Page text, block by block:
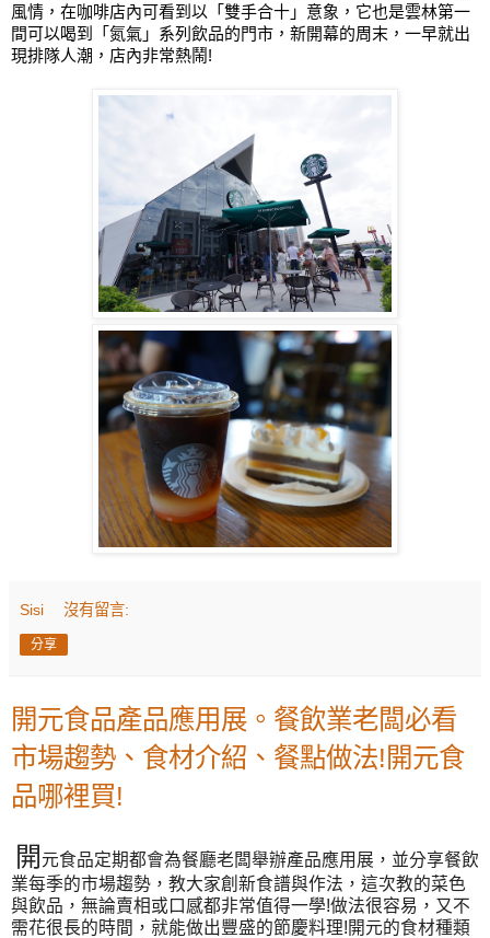
風情，在咖啡店內可看到以「雙手合十」意象，它也是雲林第一
間可以喝到「氮氣」系列飲品的門市，新開幕的周末，一早就出
現排隊人潮，店內非常熱鬧!
Sisi 沒有留言:
分享
開元食品產品應用展。餐飲業老闆必看
市場趨勢、食材介紹、餐點做法!開元食
品哪裡買!
開 元食品定期都會為餐廳老闆舉辦產品應用展，並分享餐飲
業每季的市場趨勢，教大家創新食譜與作法，這次教的菜色
與飲品，無論賣相或口感都非常值得一學!做法很容易，又不
需花很長的時間，就能做出豐盛的節慶料理!開元的食材種類